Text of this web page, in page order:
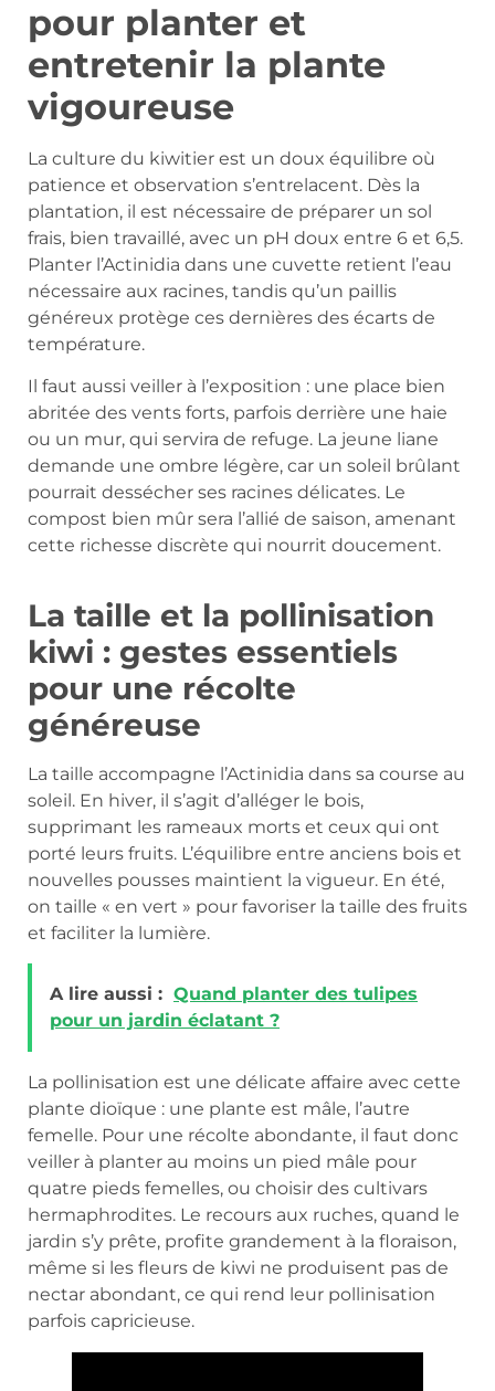
pour planter et
entretenir la plante
vigoureuse
La culture du kiwitier est un doux équilibre où
patience et observation s’entrelacent. Dès la
plantation, il est nécessaire de préparer un sol
frais, bien travaillé, avec un pH doux entre 6 et 6,5.
Planter l’Actinidia dans une cuvette retient l’eau
nécessaire aux racines, tandis qu’un paillis
généreux protège ces dernières des écarts de
température.
Il faut aussi veiller à l’exposition : une place bien
abritée des vents forts, parfois derrière une haie
ou un mur, qui servira de refuge. La jeune liane
demande une ombre légère, car un soleil brûlant
pourrait dessécher ses racines délicates. Le
compost bien mûr sera l’allié de saison, amenant
cette richesse discrète qui nourrit doucement.
La taille et la pollinisation
kiwi : gestes essentiels
pour une récolte
généreuse
La taille accompagne l’Actinidia dans sa course au
soleil. En hiver, il s’agit d’alléger le bois,
supprimant les rameaux morts et ceux qui ont
porté leurs fruits. L’équilibre entre anciens bois et
nouvelles pousses maintient la vigueur. En été,
on taille « en vert » pour favoriser la taille des fruits
et faciliter la lumière.
A lire aussi : Quand planter des tulipes
pour un jardin éclatant ?
La pollinisation est une délicate affaire avec cette
plante dioïque : une plante est mâle, l’autre
femelle. Pour une récolte abondante, il faut donc
veiller à planter au moins un pied mâle pour
quatre pieds femelles, ou choisir des cultivars
hermaphrodites. Le recours aux ruches, quand le
jardin s’y prête, profite grandement à la floraison,
même si les fleurs de kiwi ne produisent pas de
nectar abondant, ce qui rend leur pollinisation
parfois capricieuse.